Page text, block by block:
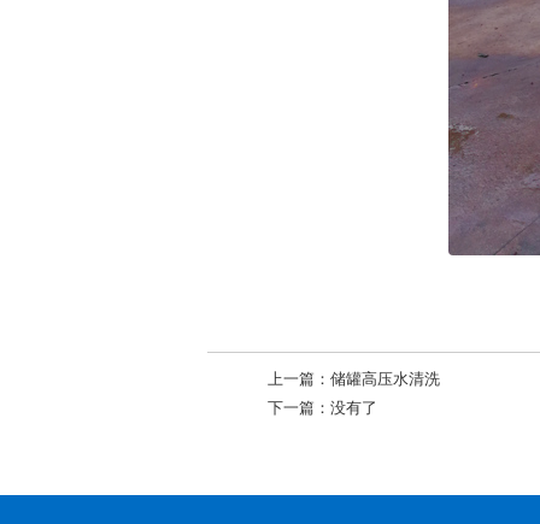
上一篇： 储罐高压水清洗
下一篇： 没有了